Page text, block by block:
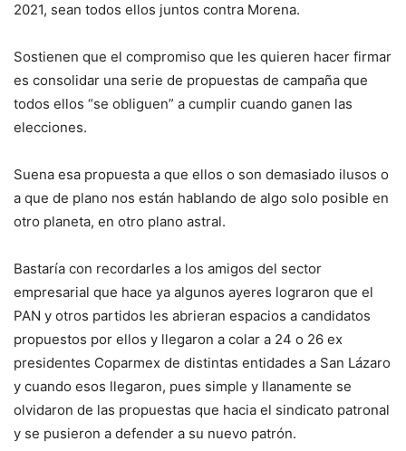
2021, sean todos ellos juntos contra Morena.
Sostienen que el compromiso que les quieren hacer firmar
es consolidar una serie de propuestas de campaña que
todos ellos “se obliguen” a cumplir cuando ganen las
elecciones.
Suena esa propuesta a que ellos o son demasiado ilusos o
a que de plano nos están hablando de algo solo posible en
otro planeta, en otro plano astral.
Bastaría con recordarles a los amigos del sector
empresarial que hace ya algunos ayeres lograron que el
PAN y otros partidos les abrieran espacios a candidatos
propuestos por ellos y llegaron a colar a 24 o 26 ex
presidentes Coparmex de distintas entidades a San Lázaro
y cuando esos llegaron, pues simple y llanamente se
olvidaron de las propuestas que hacia el sindicato patronal
y se pusieron a defender a su nuevo patrón.